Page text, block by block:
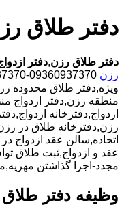
دفتر طلاق
دفتر طلاق رزن,دفتر
رزن
ویژه,دفتر طلاق محدوده
منطقه رزن,دفتر ازدواج
ازدواج,دفترخانه
رزن,دفترخانه طلاق در
اتحاده,سالن عقد ازدواج
عقد و ازدواج,ثبت طلاق
مجدد-اجرا گذاشتن
وظیفه دفتر